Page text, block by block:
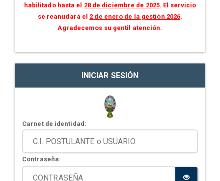
habilitado hasta el 28 de diciembre de 2025. El servicio
se reanudará el 2 de enero de la gestión 2026.
Agradecemos su gentil atención.
INICIAR SESIÓN
Carnet de identidad:
Contraseña: